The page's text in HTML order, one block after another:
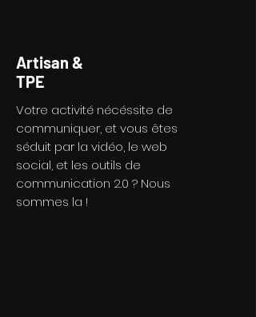
Artisan &
TPE
Votre activité nécéssite de
communiquer, et vous êtes
séduit par la vidéo, le web
social, et les outils de
communication 2.0 ? Nous
sommes la !